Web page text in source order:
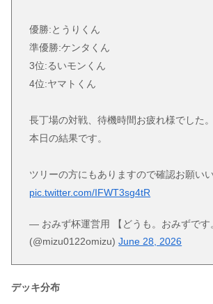
優勝:とうりくん
準優勝:ケンタくん
3位:るいモンくん
4位:ヤマトくん
長丁場の対戦、待機時間お疲れ様でした。
本日の結果です。
ツリーの方にもありますので確認お願い
pic.twitter.com/IFWT3sg4tR
— おみず杯運営用 【どうも。おみずです
(@mizu0122omizu)June 28, 2026
デッキ分布